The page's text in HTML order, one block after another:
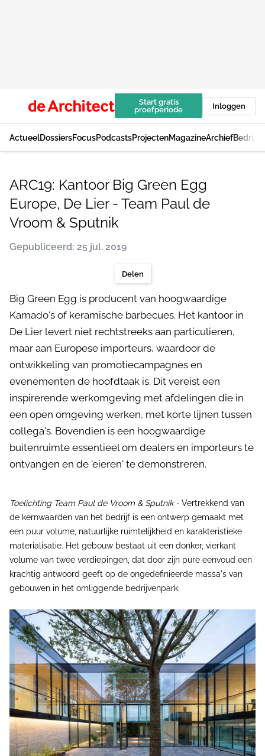
Start gratis
proefperiode
Inloggen
ActueelDossiersFocusPodcastsProjectenMagazineArchief
ARC19: Kantoor Big Green Egg
Europe, De Lier - Team Paul de
Vroom & Sputnik
Gepubliceerd: 25 jul. 2019
Delen
Big Green Egg is producent van hoogwaardige
Kamado's of keramische barbecues. Het kantoor in
De Lier levert niet rechtstreeks aan particulieren,
maar aan Europese importeurs, waardoor de
ontwikkeling van promotiecampagnes en
evenementen de hoofdtaak is. Dit vereist een
inspirerende werkomgeving met afdelingen die in
een open omgeving werken, met korte lijnen tussen
collega's. Bovendien is een hoogwaardige
buitenruimte essentieel om dealers en importeurs te
ontvangen en de 'eieren' te demonstreren.
Toelichting Team Paul de Vroom & Sputnik - Vertrekkend van
de kernwaarden van het bedrijf is een ontwerp gemaakt met
een puur volume, natuurlijke ruimtelijkheid en karakteristieke
materialisatie. Het gebouw bestaat uit een donker, vierkant
volume van twee verdiepingen, dat door zijn pure eenvoud een
krachtig antwoord geeft op de ongedefinieerde massa's van
gebouwen in het omliggende bedrijvenpark.